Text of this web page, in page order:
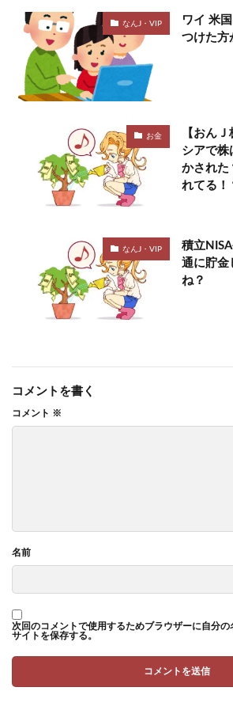
なんJ・VIP
ワイ 米
つけた方
お金
【おん
シアで株
かされた
れてる！
なんJ・VIP
積立
通に貯金
ね？
コメントを書く
コメント ※
名前
次回のコメントで使用するためブラウザーに自分の
サイトを保存する。